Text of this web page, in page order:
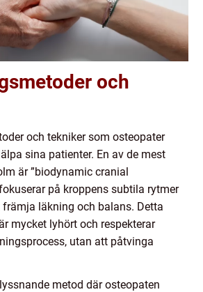
och
och tekniker som osteopater
sina patienter. En av de mest
är ”biodynamic cranial
på kroppens subtila rytmer
läkning och balans. Detta
mycket lyhört och respekterar
utan att påtvinga
metod där osteopaten